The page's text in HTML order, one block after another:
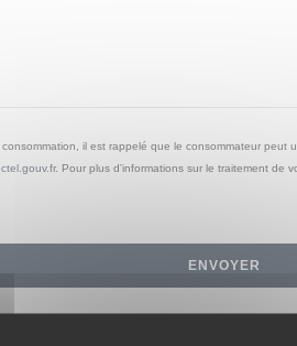
il est rappelé que le consommateur peut
. Pour plus d'informations sur le traitement de